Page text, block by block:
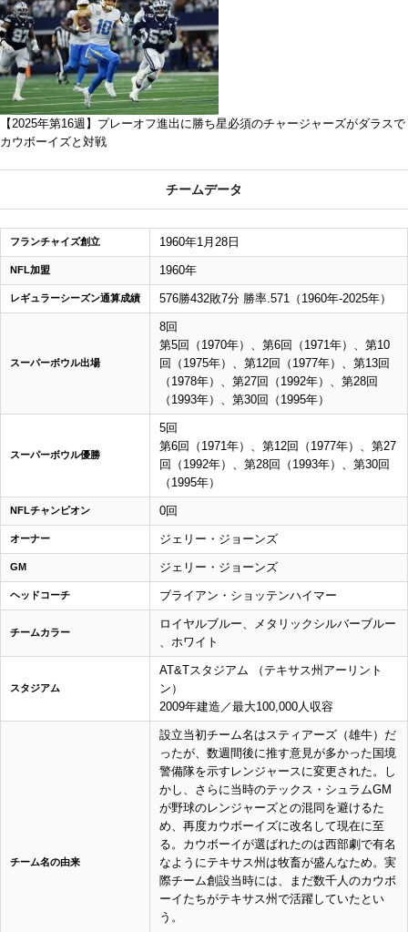
【2025年第16週】プレーオフ進出に勝ち星必須のチャージャーズがダラスで
カウボーイズと対戦
チームデータ
フランチャイズ創立 1960年1月28日
NFL加盟 1960年
レギュラーシーズン通算成績 576勝432敗7分 勝率.571（1960年-2025年）
スーパーボウル出場
8回
第5回（1970年）、第6回（1971年）、第10
回（1975年）、第12回（1977年）、第13回
（1978年）、第27回（1992年）、第28回
（1993年）、第30回（1995年）
スーパーボウル優勝
5回
第6回（1971年）、第12回（1977年）、第27
回（1992年）、第28回（1993年）、第30回
（1995年）
NFLチャンピオン 0回
オーナー ジェリー・ジョーンズ
GM ジェリー・ジョーンズ
ヘッドコーチ ブライアン・ショッテンハイマー
チームカラー
ロイヤルブルー、メタリックシルバーブルー
、ホワイト
スタジアム
AT&Tスタジアム （テキサス州アーリント
ン）
2009年建造／最大100,000人収容
チーム名の由来
設立当初チーム名はスティアーズ（雄牛）だ
ったが、数週間後に推す意見が多かった国境
警備隊を示すレンジャースに変更された。し
かし、さらに当時のテックス・シュラムGM
が野球のレンジャーズとの混同を避けるた
め、再度カウボーイズに改名して現在に至
る。カウボーイが選ばれたのは西部劇で有名
なようにテキサス州は牧畜が盛んなため。実
際チーム創設当時には、まだ数千人のカウボ
ーイたちがテキサス州で活躍していたとい
う。